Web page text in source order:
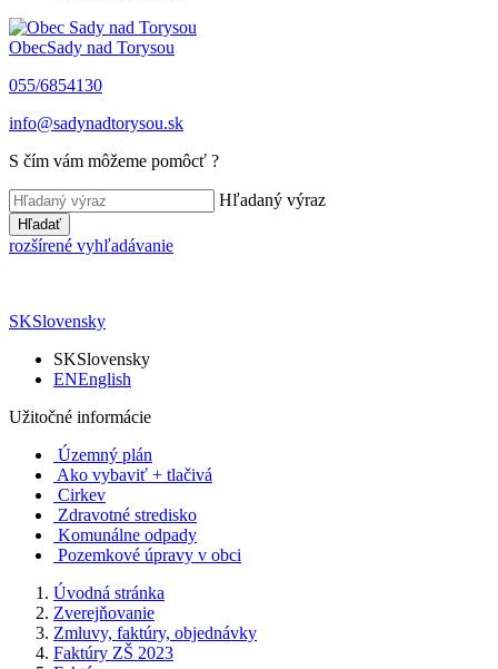
ObecSady nad Torysou
055/6854130
info@sadynadtorysou.sk
S čím vám môžeme pomôcť ?
Hľadaný výraz
Hľadať
rozšírené vyhľadávanie
SKSlovensky
SKSlovensky
ENEnglish
Užitočné informácie
Územný plán
Ako vybaviť + tlačivá
Cirkev
Zdravotné stredisko
Komunálne odpady
Pozemkové úpravy v obci
Úvodná stránka
Zverejňovanie
Zmluvy, faktúry, objednávky
Faktúry ZŠ 2023